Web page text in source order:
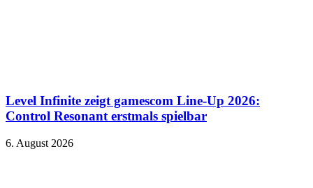
Level Infinite zeigt gamescom Line-Up 2026:
Control Resonant erstmals spielbar
6. August 2026